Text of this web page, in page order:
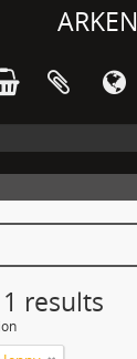
ARKEN
results